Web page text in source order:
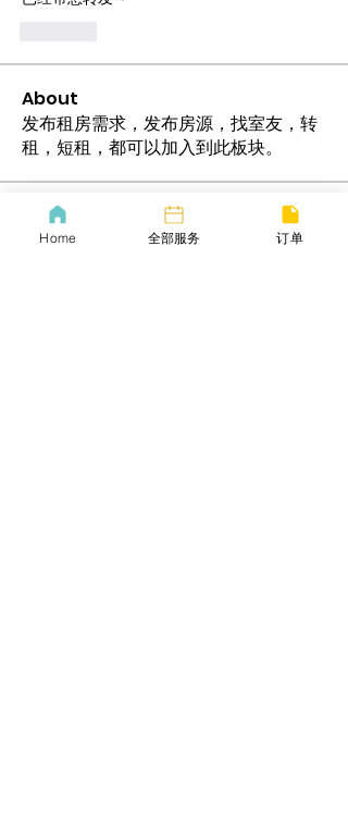
About
发布租房需求，发布房源，找室友，转
租，短租，都可以加入到此板块。
Members
Jasmine Trau Follow
Home 全部服务 订单